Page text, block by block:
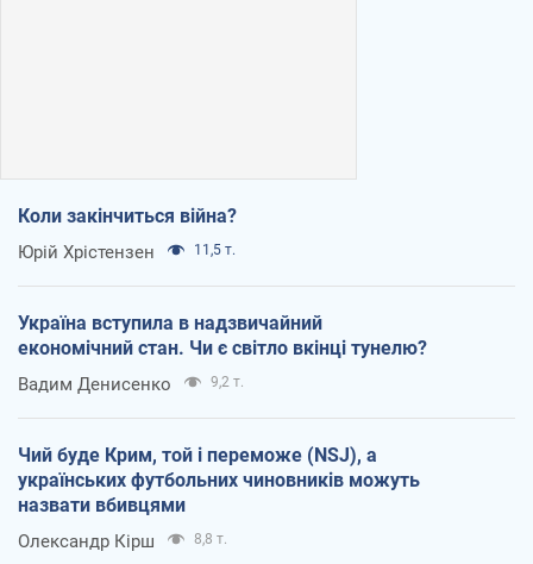
Коли закінчиться війна?
Юрій Хрістензен 11,5 т.
Україна вступила в надзвичайний
економічний стан. Чи є світло вкінці тунелю?
Вадим Денисенко 9,2 т.
Чий буде Крим, той і переможе (NSJ), а
українських футбольних чиновників можуть
назвати вбивцями
Олександр Кірш 8,8 т.